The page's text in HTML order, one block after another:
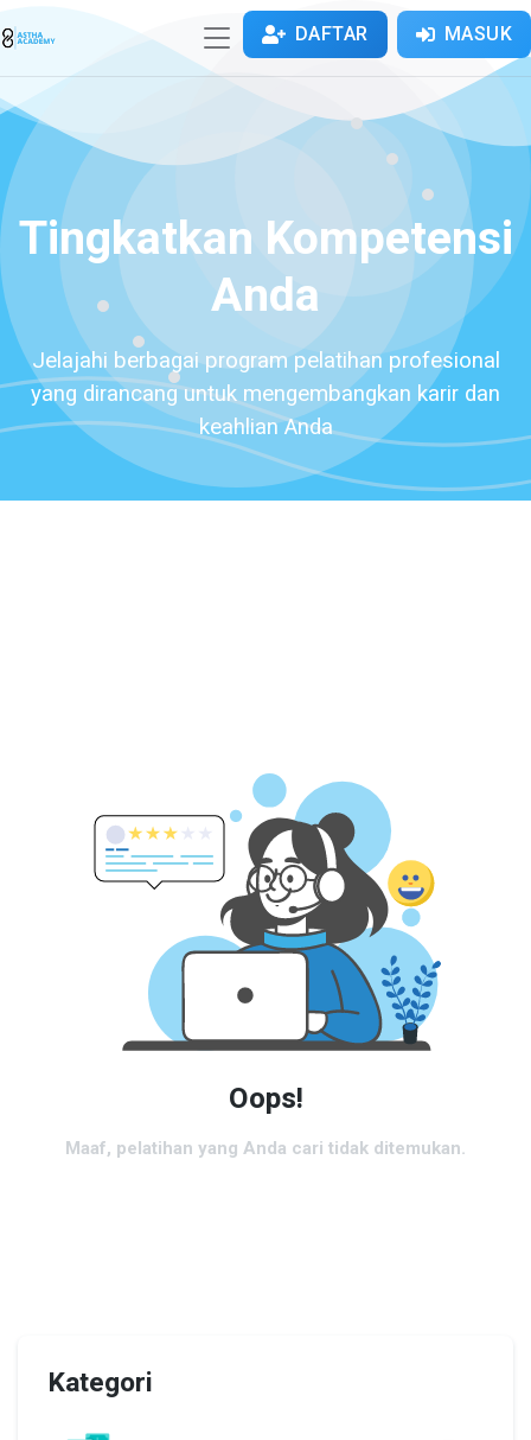
DAFTAR MASUK
Tingkatkan Kompetensi
Anda
Jelajahi berbagai program pelatihan profesional
yang dirancang untuk mengembangkan karir dan
keahlian Anda
Oops!
Maaf, pelatihan yang Anda cari tidak ditemukan.
Kategori